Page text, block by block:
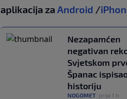
aplikacija za Android /
Nezapamćen
negativan
Svjetskom
Španac
historiju
NOGOMET prije 1 h